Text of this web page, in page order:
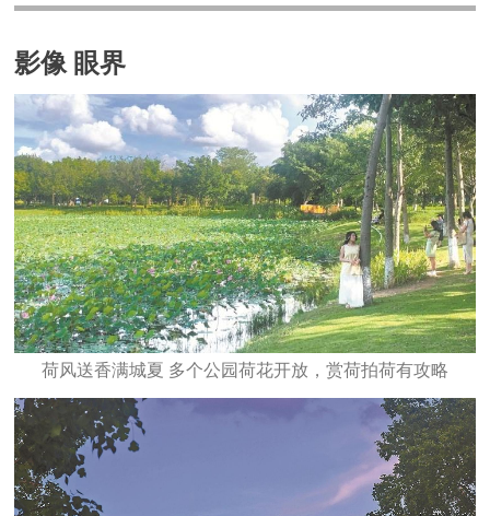
影像 眼界
荷风送香满城夏 多个公园荷花开放，赏荷拍荷有攻略